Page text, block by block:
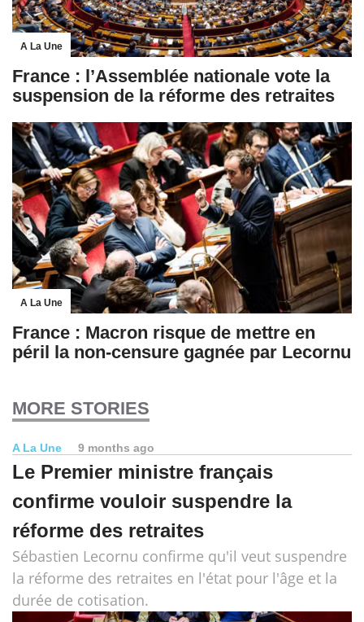
A La Une
France : l’Assemblée nationale vote la
suspension de la réforme des retraites
A La Une
France : Macron risque de mettre en
péril la non-censure gagnée par Lecornu
MORE STORIES
A La Une 9 months ago
Le Premier ministre français
confirme vouloir suspendre la
réforme des retraites
Sébastien Lecornu confirme qu'il veut suspendre
la réforme des retraites en l'état pour l'âge et la
durée de cotisation.